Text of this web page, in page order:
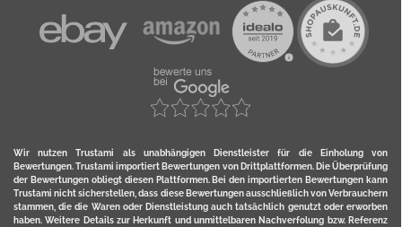
Wir nutzen Trustami als unabhängigen Dienstleister für die Einholung von
Bewertungen. Trustami importiert Bewertungen von Drittplattformen. Die Überprüfung
der Bewertungen obliegt diesen Plattformen. Bei den importierten Bewertungen kann
Trustami nicht sicherstellen, dass diese Bewertungen ausschließlich von Verbrauchern
stammen, die die Waren oder Dienstleistung auch tatsächlich genutzt oder erworben
haben. Weitere Details zur Herkunft und unmittelbaren Nachverfolung bzw. Referenz